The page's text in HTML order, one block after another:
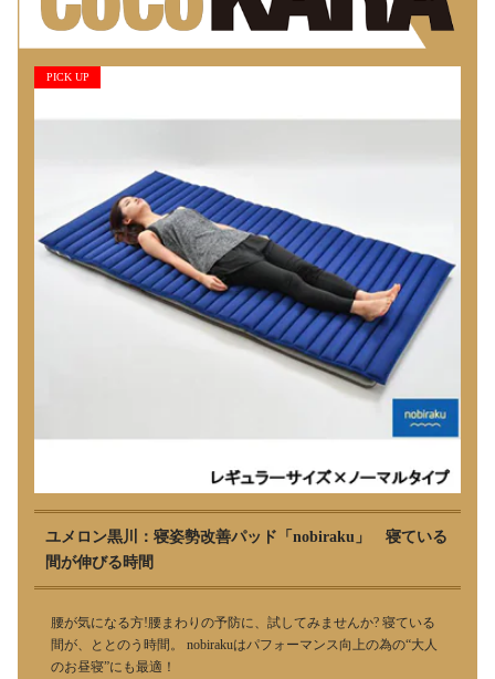
PICK UP
ユメロン黒川：寝姿勢改善パッド「nobiraku」 寝ている
間が伸びる時間
腰が気になる方!腰まわりの予防に、試してみませんか? 寝ている
間が、ととのう時間。 nobirakuはパフォーマンス向上の為の“大人
のお昼寝”にも最適！